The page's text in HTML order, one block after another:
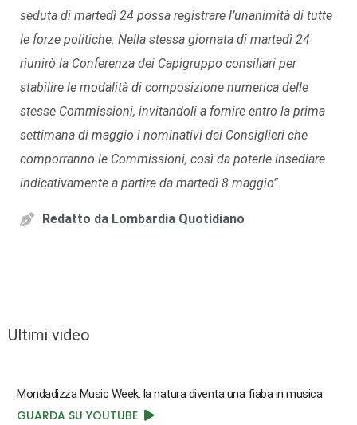
seduta di martedì 24 possa registrare l’unanimità di tutte
le forze politiche. Nella stessa giornata di martedì 24
riunirò la Conferenza dei Capigruppo consiliari per
stabilire le modalità di composizione numerica delle
stesse Commissioni, invitandoli a fornire entro la prima
settimana di maggio i nominativi dei Consiglieri che
comporranno le Commissioni, così da poterle insediare
indicativamente a partire da martedì 8 maggio”.
Redatto da Lombardia Quotidiano
Ultimi video
Mondadizza Music Week: la natura diventa una fiaba in musica
GUARDA SU YOUTUBE